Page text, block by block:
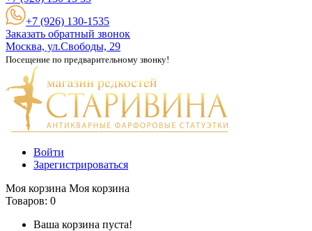
+7 (926) 130-1535
Заказать обратный звонок
Москва, ул.Свободы, 29
Посещение по предварительному звонку!
Войти
Зарегистрироваться
Моя корзина Моя корзина
Товаров: 0
Ваша корзина пуста!